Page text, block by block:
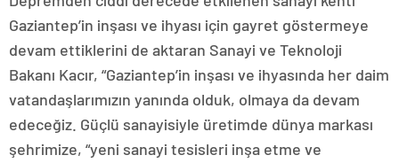
Gaziantep’in inşası ve ihyası için gayret göstermeye
devam ettiklerini de aktaran Sanayi ve Teknoloji
Bakanı Kacır, “Gaziantep’in inşası ve ihyasında her daim
vatandaşlarımızın yanında olduk, olmaya da devam
edeceğiz. Güçlü sanayisiyle üretimde dünya markası
şehrimize, “yeni sanayi tesisleri inşa etme ve